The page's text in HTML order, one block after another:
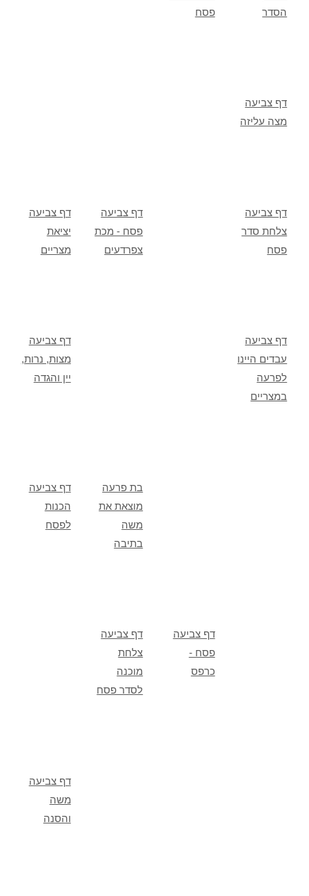
פסח
הסדר
דף צביעה
מצה עליזה
דף צביעה
יציאת
מצריים
דף צביעה
פסח - מכת
צפרדעים
דף צביעה
צלחת סדר
פסח
דף צביעה
מצות, נרות,
יין והגדה
דף צביעה
עבדים היינו
לפרעה
במצריים
דף צביעה
הכנות
לפסח
בת פרעה
מוצאת את
משה
בתיבה
דף צביעה
צלחת
מוכנה
לסדר פסח
דף צביעה
פסח -
כרפס
דף צביעה
משה
והסנה